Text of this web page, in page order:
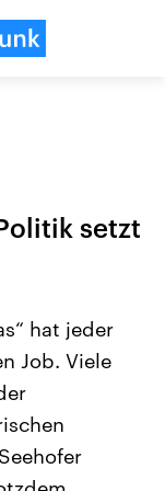
Beiträge,
und
die Vereinigten
mächtigsten Ländern
Einfluss auf
setzt
hat jeder
Job. Viele